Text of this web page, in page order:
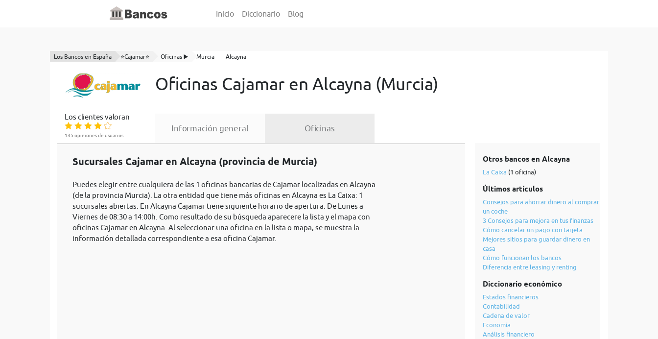
Inicio Diccionario Blog
Los Bancos en España ⭐Cajamar⭐ Oficinas ▶️ Murcia Alcayna
Oficinas Cajamar en Alcayna (Murcia)
Los clientes valoran
135 opiniones de usuarios
Información general Oficinas
Sucursales Cajamar en Alcayna (provincia de Murcia)
Puedes elegir entre cualquiera de las 1 oficinas bancarias de Cajamar localizadas en Alcayna
(de la provincia Murcia). La otra entidad que tiene más oficinas en Alcayna es La Caixa: 1
sucursales abiertas. En Alcayna Cajamar tiene siguiente horario de apertura: De Lunes a
Viernes de 08:30 a 14:00h. Como resultado de su búsqueda aparecere la lista y el mapa con
oficinas Cajamar en Alcayna. Al seleccionar una oficina en la lista o mapa, se muestra la
información detallada correspondiente a esa oficina Cajamar.
Otros bancos en Alcayna
La Caixa (1 oficina)
Últimos artículos
Consejos para ahorrar dinero al comprar
un coche
3 Consejos para mejora en tus finanzas
Cómo cancelar un pago con tarjeta
Mejores sitios para guardar dinero en
casa
Cómo funcionan los bancos
Diferencia entre leasing y renting
Diccionario económico
Estados financieros
Contabilidad
Cadena de valor
Economía
Análisis financiero